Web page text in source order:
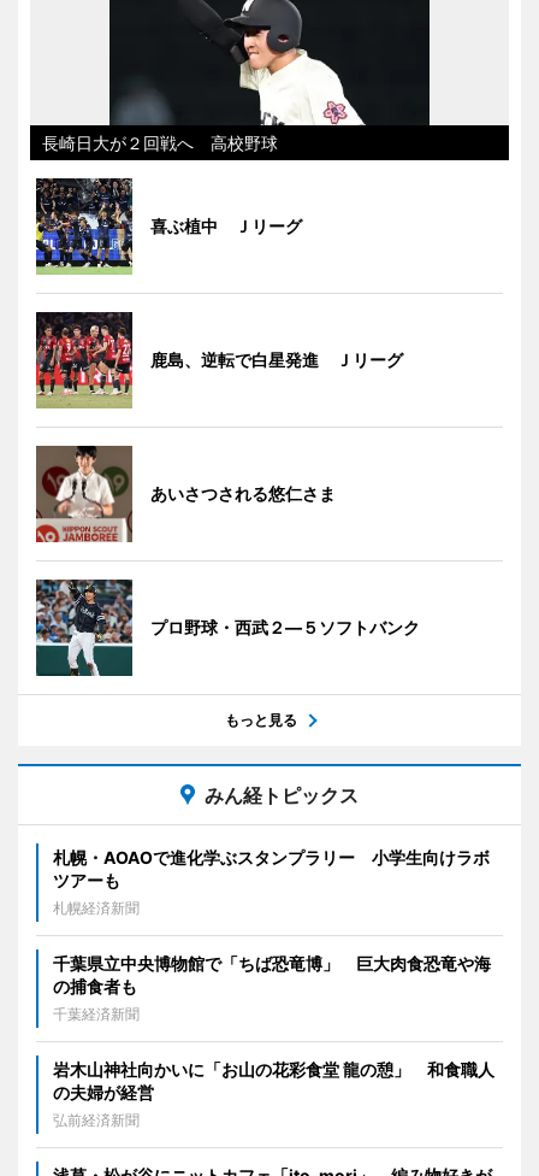
長崎日大が２回戦へ 高校野球
喜ぶ植中 Ｊリーグ
鹿島、逆転で白星発進 Ｊリーグ
あいさつされる悠仁さま
プロ野球・西武２―５ソフトバンク
もっと見る
みん経トピックス
札幌・AOAOで進化学ぶスタンプラリー 小学生向けラボ
ツアーも
札幌経済新聞
千葉県立中央博物館で「ちば恐竜博」 巨大肉食恐竜や海
の捕食者も
千葉経済新聞
岩木山神社向かいに「お山の花彩食堂 龍の憩」 和食職人
の夫婦が経営
弘前経済新聞